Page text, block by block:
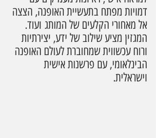
דמויות מפתח בתעשיית האופנה, הצצה
אל מאחורי הקלעים של המותג ועוד.
המגזין מציע שילוב של ידע, יצירתיות
ורוח עכשווית שמחוברת לעולם האופנה
הבינלאומי, עם פרשנות אישית
וישראלית.